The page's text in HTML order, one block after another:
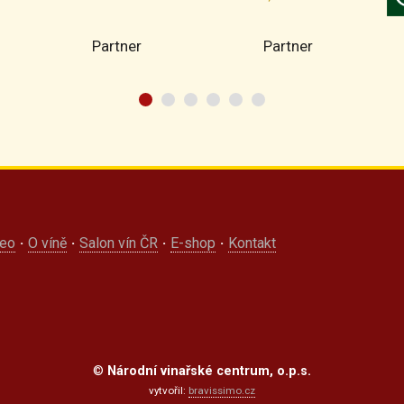
Partner Partner
· O víně · Salon vín ČR · E-shop · Kontakt
© Národní vinařské centrum, o.p.s.
vytvořil: bravissimo.cz